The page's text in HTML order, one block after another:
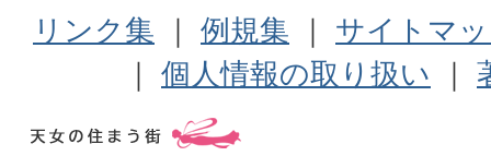
リンク集 ｜ 例規集 ｜ サイトマ
｜ 個人情報の取り扱い ｜